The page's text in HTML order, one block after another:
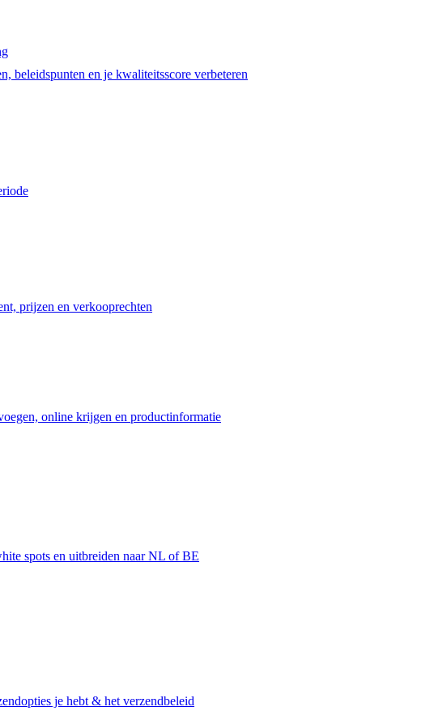
beleidspunten en je kwaliteitsscore verbeteren
prijzen en verkooprechten
online krijgen en productinformatie
spots en uitbreiden naar NL of BE
je hebt & het verzendbeleid